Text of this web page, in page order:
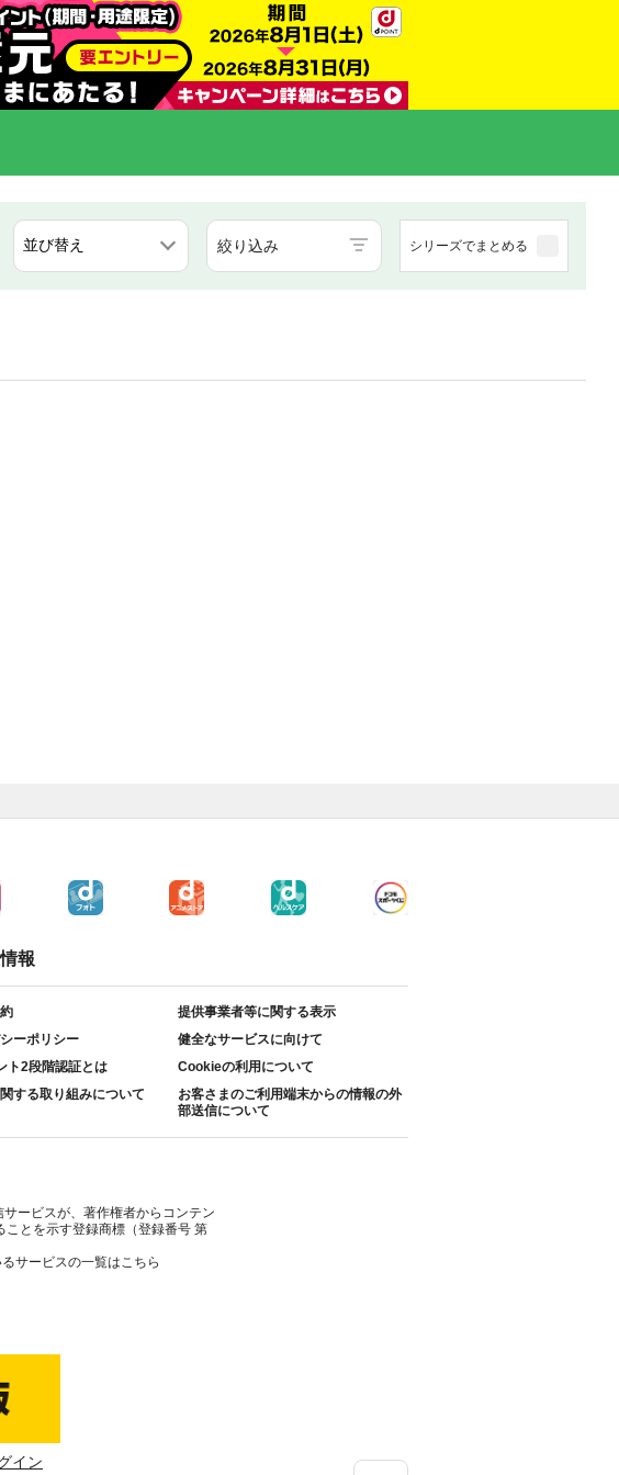
絞り込み シリーズでまとめる
報
提供事業者等に関する表示
ーポリシー
健全なサービスに向けて
ト2段階認証とは
Cookieの利用について
する取り組みについて
お客さまのご利用端末からの情報の外
部送信について
ービスが、著作権者からコンテン
とを示す登録商標（登録番号 第
サービスの一覧はこちら
イン